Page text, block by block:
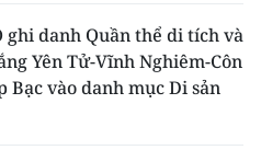
ghi danh Quần thể di tích và
Yên Tử-Vĩnh Nghiêm-Côn
Bạc vào danh mục Di sản